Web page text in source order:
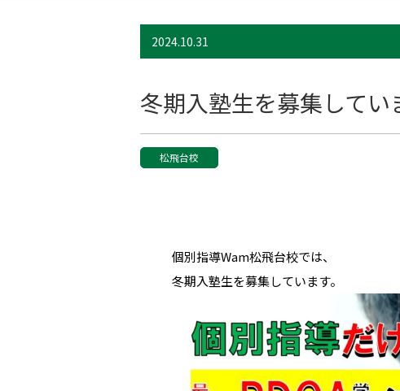
2024.10.31
冬期入塾生を募集して
松飛台校
個別指導Wam松飛台校では、
冬期入塾生を募集しています。